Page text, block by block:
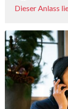
Dieser Anlass